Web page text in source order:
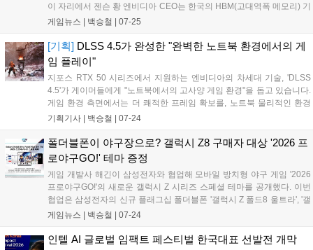
이 자리에서 젠슨 황 엔비디아 CEO는 한국의 HBM(고대역폭 메모리) 기
술력이 오늘날 AI 슈퍼컴퓨터의 핵심 기반임을 밝혔으며, 정부 및 글로벌
AI' 생태계 구축에 뜻을 모았다....
게임뉴스 | 백승철 07-25
[기획] DLSS 4.5가 완성한 "완벽한 노트북 환경에서의 게
임 플레이"
지포스 RTX 50 시리즈에서 지원하는 엔비디아의 차세대 기술, 'DLSS
4.5'가 게이머들에게 "노트북에서의 고사양 게임 환경"을 돕고 있습니다.
게임 환경 측면에서는 더 쾌적한 프레임 확보를, 노트북 물리적인 환경
에서는 더 적은 일을 하도록 돕기 때문에 발열과 소음을 줄여주는 역할
설명하자면, AI가 게임 화면을 더 확실하게 예측하여 잔상과 흔들림을 줄
이고, 고사양 게임에서 프레임 효율을 높여주는 초고화질&고속 프레임
기술이라고 이해하면 될 것 같습니다....
기획기사 | 백승철 07-24
폴더블폰이 야구장으로? 갤럭시 Z8 구매자 대상 '2026 프
로야구GO!' 테마 증정
게임 개발사 해긴이 삼성전자와 협업해 모바일 방치형 야구 게임 '2026
프로야구GO!'의 새로운 갤럭시 Z 시리즈 스페셜 테마를 공개했다. 이번
협업은 삼성전자의 신규 플래그십 폴더블폰 '갤럭시 Z 폴드8 울트라', '갤
럭시 Z 폴드8', '갤럭시 Z 플립8' 출시를 기념해 기획됐다. 해당 테마는 스
을 적용한 것이 특징이다....
게임뉴스 | 백승철 07-24
인텔 AI 글로벌 임팩트 페스티벌 한국대표 선발전 개막